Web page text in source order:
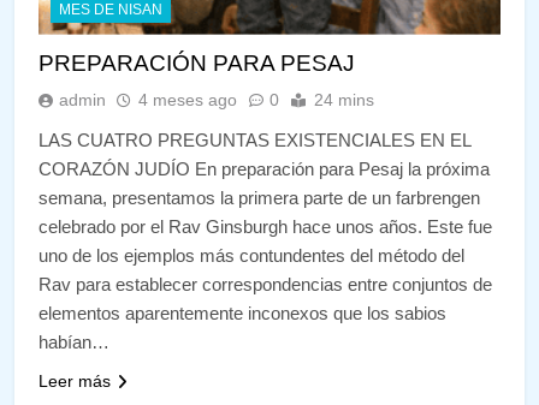
MES DE NISAN
PREPARACIÓN PARA PESAJ
admin 4 meses ago 0 24 mins
LAS CUATRO PREGUNTAS EXISTENCIALES EN EL
CORAZÓN JUDÍO En preparación para Pesaj la próxima
semana, presentamos la primera parte de un farbrengen
celebrado por el Rav Ginsburgh hace unos años. Este fue
uno de los ejemplos más contundentes del método del
Rav para establecer correspondencias entre conjuntos de
elementos aparentemente inconexos que los sabios
habían…
Leer más